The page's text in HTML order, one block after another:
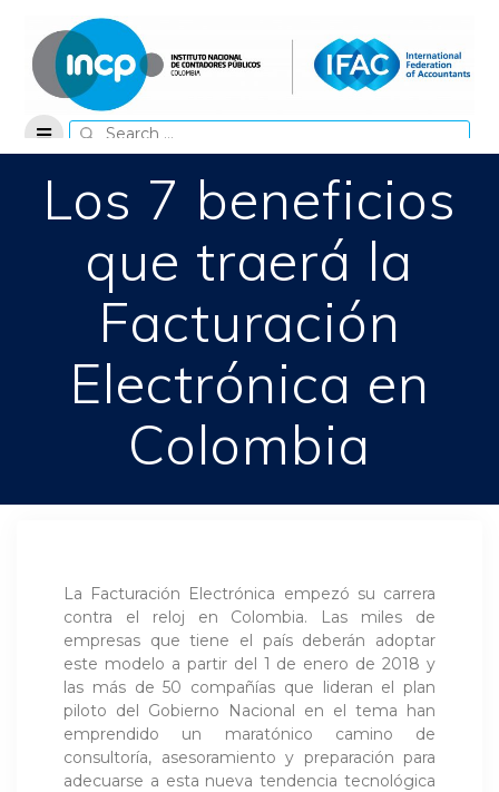
content
Search
for:
Los 7 beneficios
que traerá la
Facturación
Electrónica en
Colombia
La Facturación Electrónica empezó su carrera
contra el reloj en Colombia. Las miles de
empresas que tiene el país deberán adoptar
este modelo a partir del 1 de enero de 2018 y
las más de 50 compañías que lideran el plan
piloto del Gobierno Nacional en el tema han
emprendido un maratónico camino de
consultoría, asesoramiento y preparación para
adecuarse a esta nueva tendencia tecnológica